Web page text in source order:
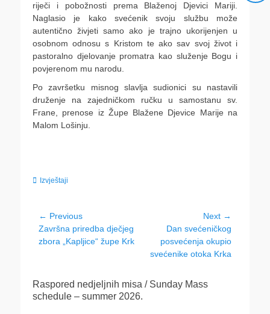
riječi i pobožnosti prema Blaženoj Djevici Mariji.
Naglasio je kako svećenik svoju službu može
autentično živjeti samo ako je trajno ukorijenjen u
osobnom odnosu s Kristom te ako sav svoj život i
pastoralno djelovanje promatra kao služenje Bogu i
povjerenom mu narodu.
Po završetku misnog slavlja sudionici su nastavili
druženje na zajedničkom ručku u samostanu sv.
Frane, prenose iz Župe Blažene Djevice Marije na
Malom Lošinju.
Categories
Izvještaji
Navigacija
objava
← Previous
Previous
post:
Završna priredba dječjeg
zbora „Kapljice“ župe Krk
Next →
Dan svećeničkog
posvećenja okupio
svećenike otoka Krka
Raspored nedjeljnih misa / Sunday Mass
schedule – summer 2026.